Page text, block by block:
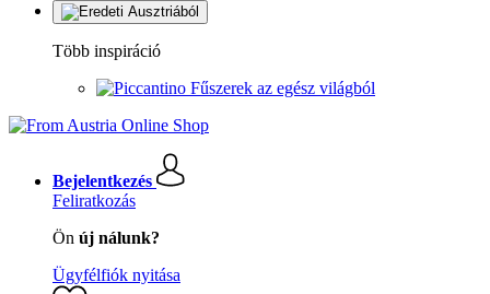
Több inspiráció
Fűszerek az egész világból
Bejelentkezés
Feliratkozás
Ön új nálunk?
Ügyfélfiók nyitása